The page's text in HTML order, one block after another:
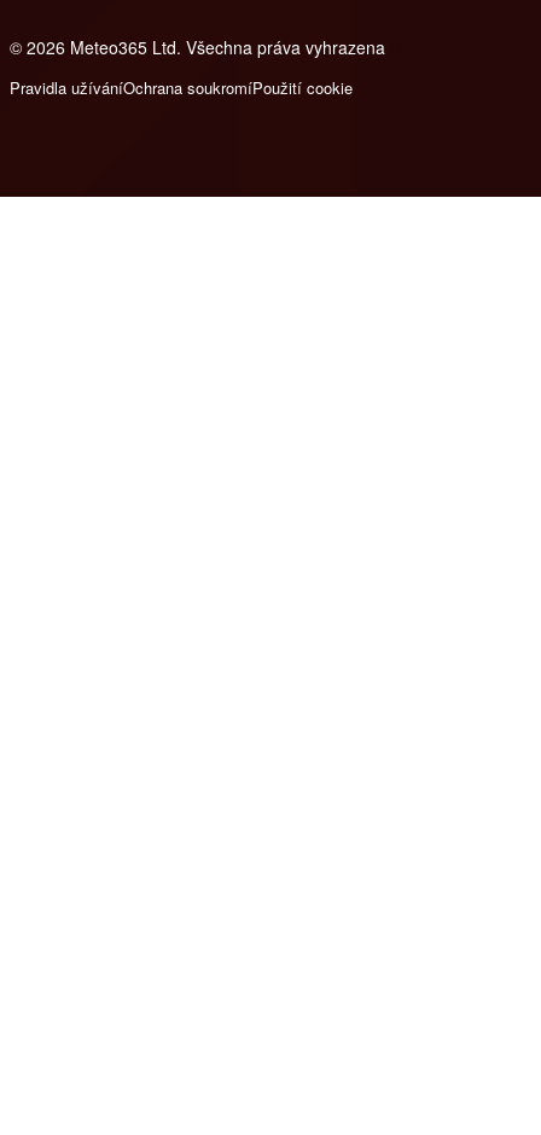
© 2026 Meteo365 Ltd. Všechna práva vyhrazena
Pravidla užíváníOchrana soukromíPoužití cookie